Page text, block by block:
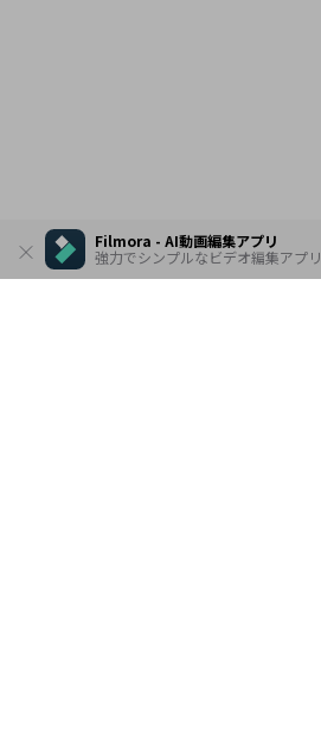
Filmora - AI動画編集アプリ
強力でシンプルなビデオ編集アプリ